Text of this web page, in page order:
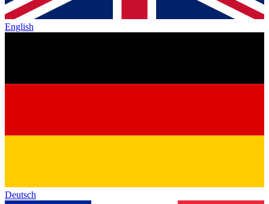
English
Deutsch